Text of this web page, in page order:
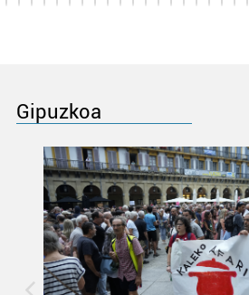
Gipuzkoa